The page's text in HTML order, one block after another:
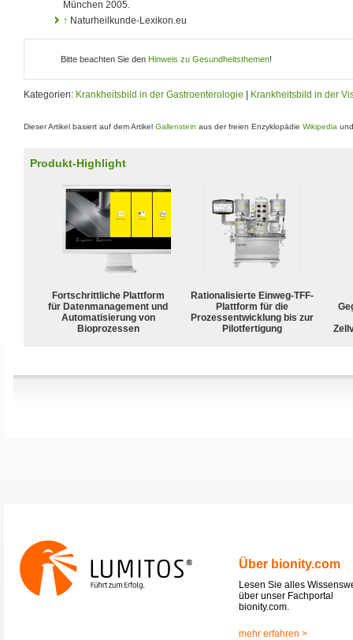
München 2005.
↑ Naturheilkunde-Lexikon.eu
Bitte beachten Sie den Hinweis zu Gesundheitsthemen!
Kategorien: Krankheitsbild in der Gastroenterologie Krankheitsbild in der
Dieser Artikel basiert auf dem Artikel Gallenstein aus der freien Enzyklopädie Wikipedia
Produkt-Highlight
Fortschrittliche Plattform
für Datenmanagement und
Automatisierung von
Bioprozessen
Rationalisierte Einweg-TFF-
Plattform für die
Prozessentwicklung bis zur
Pilotfertigung
Über bionity.com
Lesen Sie alles
über unser Fachportal
bionity.com.
mehr erfahren >